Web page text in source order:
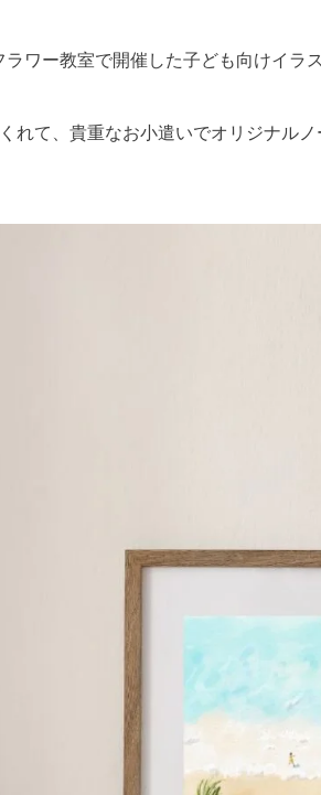
ワー教室で開催した子ども向けイラ
れて、貴重なお小遣いでオリジナルノ